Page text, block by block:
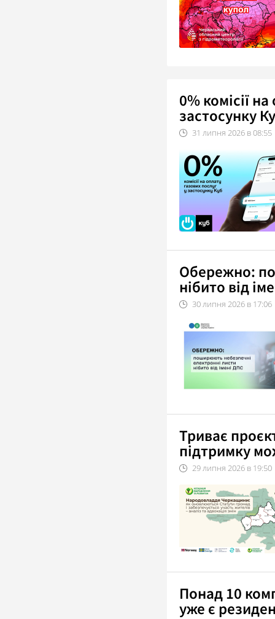
0% комісії
застосунку
31 липня 2026 в08:55
Обережно:
нібито від
30 липня 2026 в 17:06
Триває
підтримку
29 липня 2026 в 19:50
Понад 10
уже є